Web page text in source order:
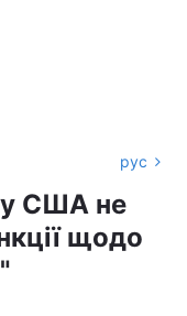
рус
США не
щодо